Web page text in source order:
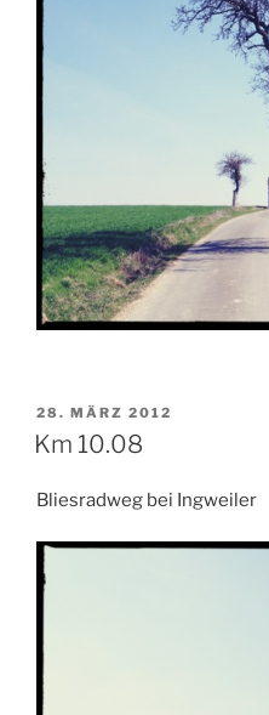
VERÖFFENTLICHT
AM
28. MÄRZ 2012
Km 10.08
Bliesradweg bei Ingweiler